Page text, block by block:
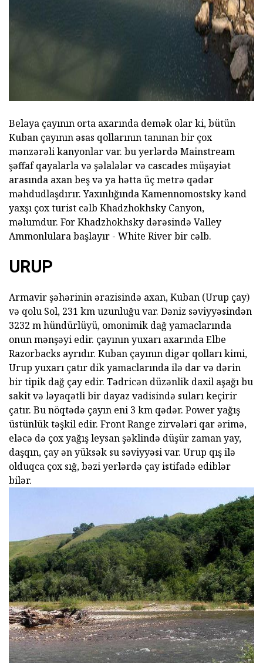
Belaya çayının orta axarında demək olar ki, bütün
Kuban çayının əsas qollarının tanınan bir çox
mənzərəli kanyonlar var. bu yerlərdə Mainstream
şəffaf qayalarla və şəlalələr və cascades müşayiət
arasında axan beş və ya hətta üç metrə qədər
məhdudlaşdırır. Yaxınlığında Kamennomostsky kənd
yaxşı çox turist cəlb Khadzhokhsky Canyon,
məlumdur. For Khadzhokhsky dərəsində Valley
Ammonlulara başlayır - White River bir cəlb.
URUP
Armavir şəhərinin ərazisində axan, Kuban (Urup çay)
və qolu Sol, 231 km uzunluğu var. Dəniz səviyyəsindən
3232 m hündürlüyü, omonimik dağ yamaclarında
onun mənşəyi edir. çayının yuxarı axarında Elbe
Razorbacks ayrıdır. Kuban çayının digər qolları kimi,
Urup yuxarı çatır dik yamaclarında ilə dar və dərin
bir tipik dağ çay edir. Tədricən düzənlik daxil aşağı bu
sakit və ləyaqətli bir dayaz vadisində suları keçirir
çatır. Bu nöqtədə çayın eni 3 km qədər. Power yağış
üstünlük təşkil edir. Front Range zirvələri qar ərimə,
eləcə də çox yağış leysan şəklində düşür zaman yay,
daşqın, çay ən yüksək su səviyyəsi var. Urup qış ilə
olduqca çox sığ, bəzi yerlərdə çay istifadə ediblər
bilər.